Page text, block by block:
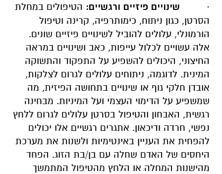
· שינויים פיזיים ורגשיים: הטיפולים במחלת
הסרטן, כגון ניתוח, כימותרפיה, קרינה וטיפול
הורמונלי, עלולים להוביל לשינויים פיזיים שונים.
אלה עשויים לכלול עייפות, כאב ושינויים במראה
החיצוני, היכולים להשפיע על התפקוד והתשוקה
המינית. לדוגמה, ניתוחים עלולים לגרום לצלקות,
אובדן חלקי גוף או שינויים בתחושה הפיזית, מה
שמשפיע על הדימוי העצמי ועל המיניות. מבחינה
רגשית, האבחון והטיפול בסרטן עלולים לגרום ללחץ
נפשי, חרדה ודיכאון. אתגרים רגשיים אלו יכולים
להפחית את העניין באינטימיות ולשנות את מערכת
היחסים של האדם שחלה עם בן/בת הזוג. הפחד
מהישנות המחלה או הלחץ מהטיפול המתמשך